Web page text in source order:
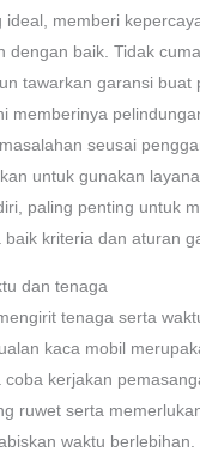
ideal, memberi
dengan baik. Tidak
tawarkan garansi buat
memberinya
seusai
untuk gunakan
paling penting untuk
kriteria dan aturan
dan tenaga
tenaga serta
kaca mobil
coba kerjakan
ruwet serta
waktu